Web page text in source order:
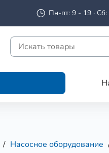
Пн-пт: 9 - 19 ·
Насосное оборудование